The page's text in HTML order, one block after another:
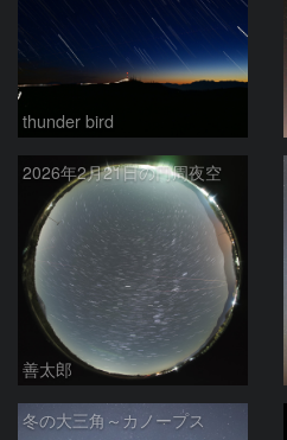
thunder bird
2026年2月21日の円周夜空
善太郎
冬の大三角～カノープス